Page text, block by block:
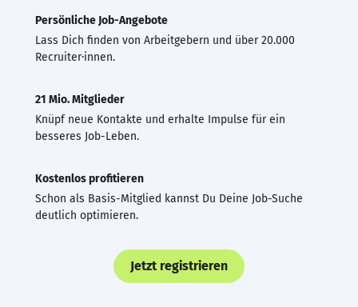
Persönliche Job-Angebote
Lass Dich finden von Arbeitgebern und über 20.000
Recruiter·innen.
21 Mio. Mitglieder
Knüpf neue Kontakte und erhalte Impulse für ein
besseres Job-Leben.
Kostenlos profitieren
Schon als Basis-Mitglied kannst Du Deine Job-Suche
deutlich optimieren.
Jetzt registrieren